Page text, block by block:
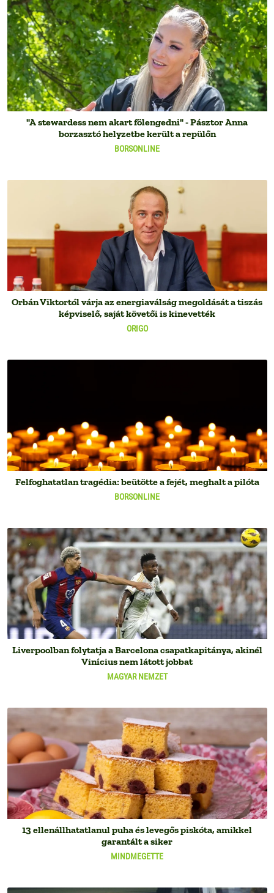
BORSONLINE
"A stewardess nem akart fölengedni" - Pásztor Anna
borzasztó helyzetbe került a repülőn
ORIGO
Orbán Viktortól várja az energiaválság megoldását a tiszás
képviselő, saját követői is kinevették
BORSONLINE
Felfoghatatlan tragédia: beütötte a fejét, meghalt a pilóta
MAGYAR NEMZET
Liverpoolban folytatja a Barcelona csapatkapitánya, akinél
Vinícius nem látott jobbat
MINDMEGETTE
13 ellenállhatatlanul puha és levegős piskóta, amikkel
garantált a siker